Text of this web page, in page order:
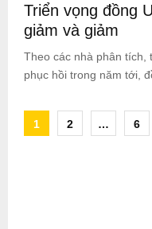
Triển vọng đồng
giảm và giảm
Theo các nhà phân tích,
phục hồi trong năm tới,
Posts
1 2 … 6